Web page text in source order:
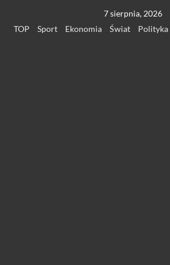
7 sierpnia, 2026
TOP
Sport Ekonomia Świat Polityka